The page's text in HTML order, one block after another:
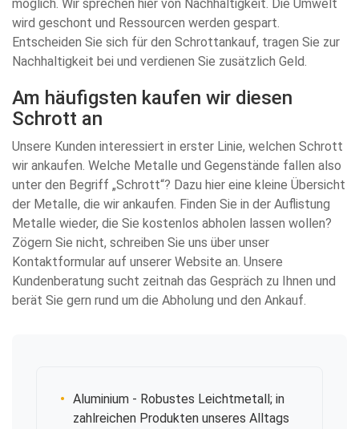
möglich. Wir sprechen hier von Nachhaltigkeit. Die Umwelt
wird geschont und Ressourcen werden gespart.
Entscheiden Sie sich für den Schrottankauf, tragen Sie zur
Nachhaltigkeit bei und verdienen Sie zusätzlich Geld.
Am häufigsten kaufen wir diesen
Schrott an
Unsere Kunden interessiert in erster Linie, welchen Schrott
wir ankaufen. Welche Metalle und Gegenstände fallen also
unter den Begriff „Schrott“? Dazu hier eine kleine Übersicht
der Metalle, die wir ankaufen. Finden Sie in der Auflistung
Metalle wieder, die Sie kostenlos abholen lassen wollen?
Zögern Sie nicht, schreiben Sie uns über unser
Kontaktformular auf unserer Website an. Unsere
Kundenberatung sucht zeitnah das Gespräch zu Ihnen und
berät Sie gern rund um die Abholung und den Ankauf.
Aluminium - Robustes Leichtmetall; in
zahlreichen Produkten unseres Alltags